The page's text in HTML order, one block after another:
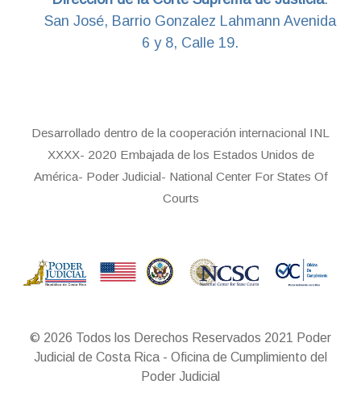
San José, Barrio Gonzalez Lahmann Avenida
6 y 8, Calle 19.
Desarrollado dentro de la cooperación internacional INL
XXXX- 2020 Embajada de los Estados Unidos de
América- Poder Judicial- National Center For States Of
Courts
© 2026 Todos los Derechos Reservados 2021 Poder
Judicial de Costa Rica - Oficina de Cumplimiento del
Poder Judicial